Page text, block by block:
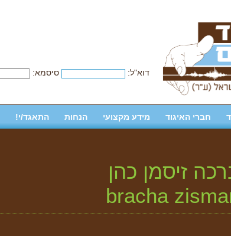
דוא"ל: סיסמא:
חברי האיגוד מידע מקצועי הנחות התאגד/י!
זיסמן כהן
bracha